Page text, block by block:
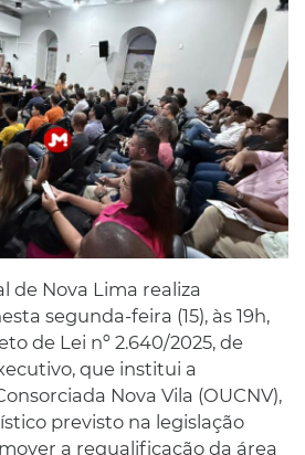
de Nova Lima realiza
segunda-feira (15), às 19h,
de Lei nº 2.640/2025, de
que institui a
Nova Vila (OUCNV),
previsto na legislação
a requalificação da área